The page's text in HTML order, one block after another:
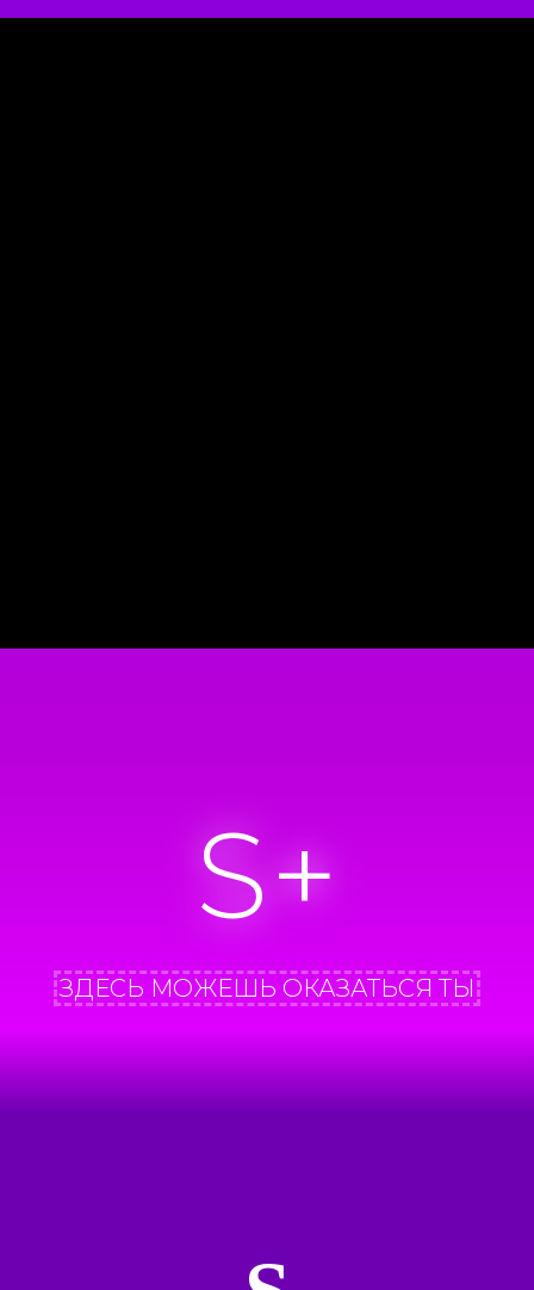
S+
ЗДЕСЬ МОЖЕШЬ ОКАЗАТЬСЯ ТЫ